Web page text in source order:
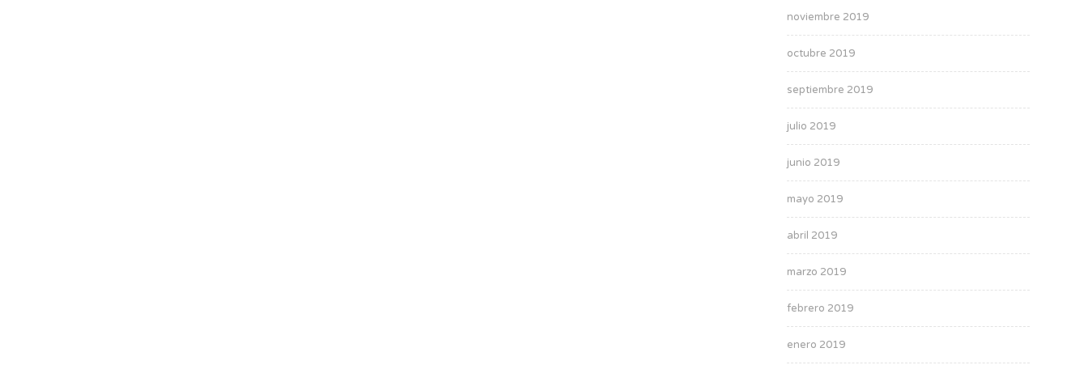
noviembre 2019
octubre 2019
septiembre 2019
julio 2019
junio 2019
mayo 2019
abril 2019
marzo 2019
febrero 2019
enero 2019